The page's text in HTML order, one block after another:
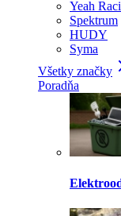
Yeah
Spektrum
HUDY
Syma
Všetky značky
Poradňa